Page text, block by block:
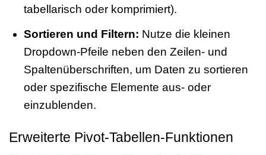
tabellarisch oder komprimiert).
Sortieren und Filtern: Nutze die kleinen
Dropdown-Pfeile neben den Zeilen- und
Spaltenüberschriften, um Daten zu sortieren
oder spezifische Elemente aus- oder
einzublenden.
Erweiterte Pivot-Tabellen-Funktionen